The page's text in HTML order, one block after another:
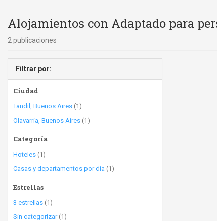
Alojamientos con Adaptado para
2 publicaciones
Filtrar por:
Ciudad
Tandil, Buenos Aires (1)
Olavarría, Buenos Aires (1)
Categoría
Hoteles (1)
Casas y departamentos por día (1)
Estrellas
3 estrellas (1)
Sin categorizar(1)